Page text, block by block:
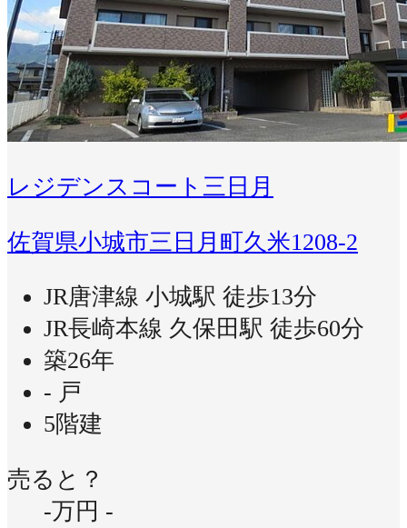
レジデンスコート三日月
佐賀県小城市三日月町久米1208-2
JR唐津線 小城駅 徒歩13分
JR長崎本線 久保田駅 徒歩60分
築26年
- 戸
5階建
売ると？
-万円 -